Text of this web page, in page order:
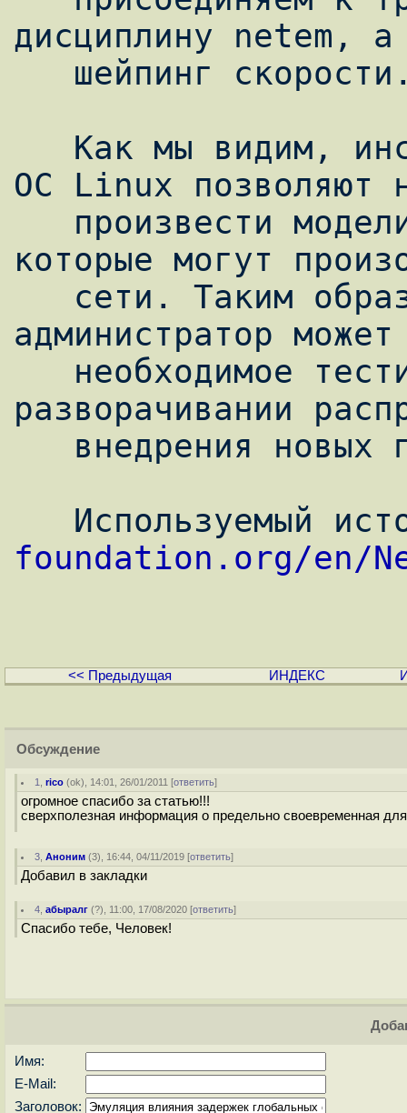
дисциплину netem, а
ОС Linux позволяют
которые могут
администратор
разворачивании
Используемый
foundation.org/en/
<< Предыдущая ИНДЕКС
Обсуждение
1 ,rico (ok), 14:01, 26/01/2011 [ответить]
огромное спасибо за статью!!!
сверхполезная информация о предельно своевременная
3 ,Аноним (3), 16:44, 04/11/2019 [ответить]
Добавил в закладки
4 ,абыралг (?), 11:00, 17/08/2020 [ответить]
Спасибо тебе, Человек!
Имя:
E-Mail:
Заголовок: